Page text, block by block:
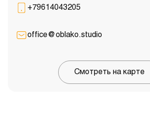
+79614043205
office@oblako.studio
Смотреть на карте